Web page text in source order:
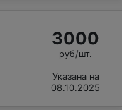
3000
руб/шт.
Указана на
08.10.2025